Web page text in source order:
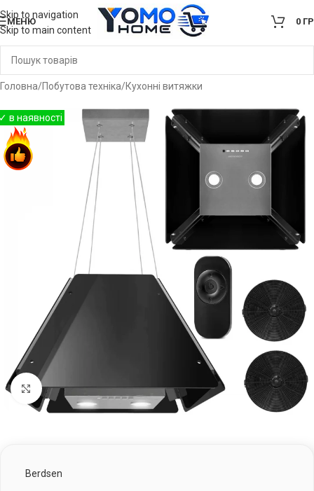
Skip to navigation
Skip to main content
МЕНЮ 0
Головна/Побутова техніка/Кухонні витяжки
Клацніть, щоб збільшити
Berdsen